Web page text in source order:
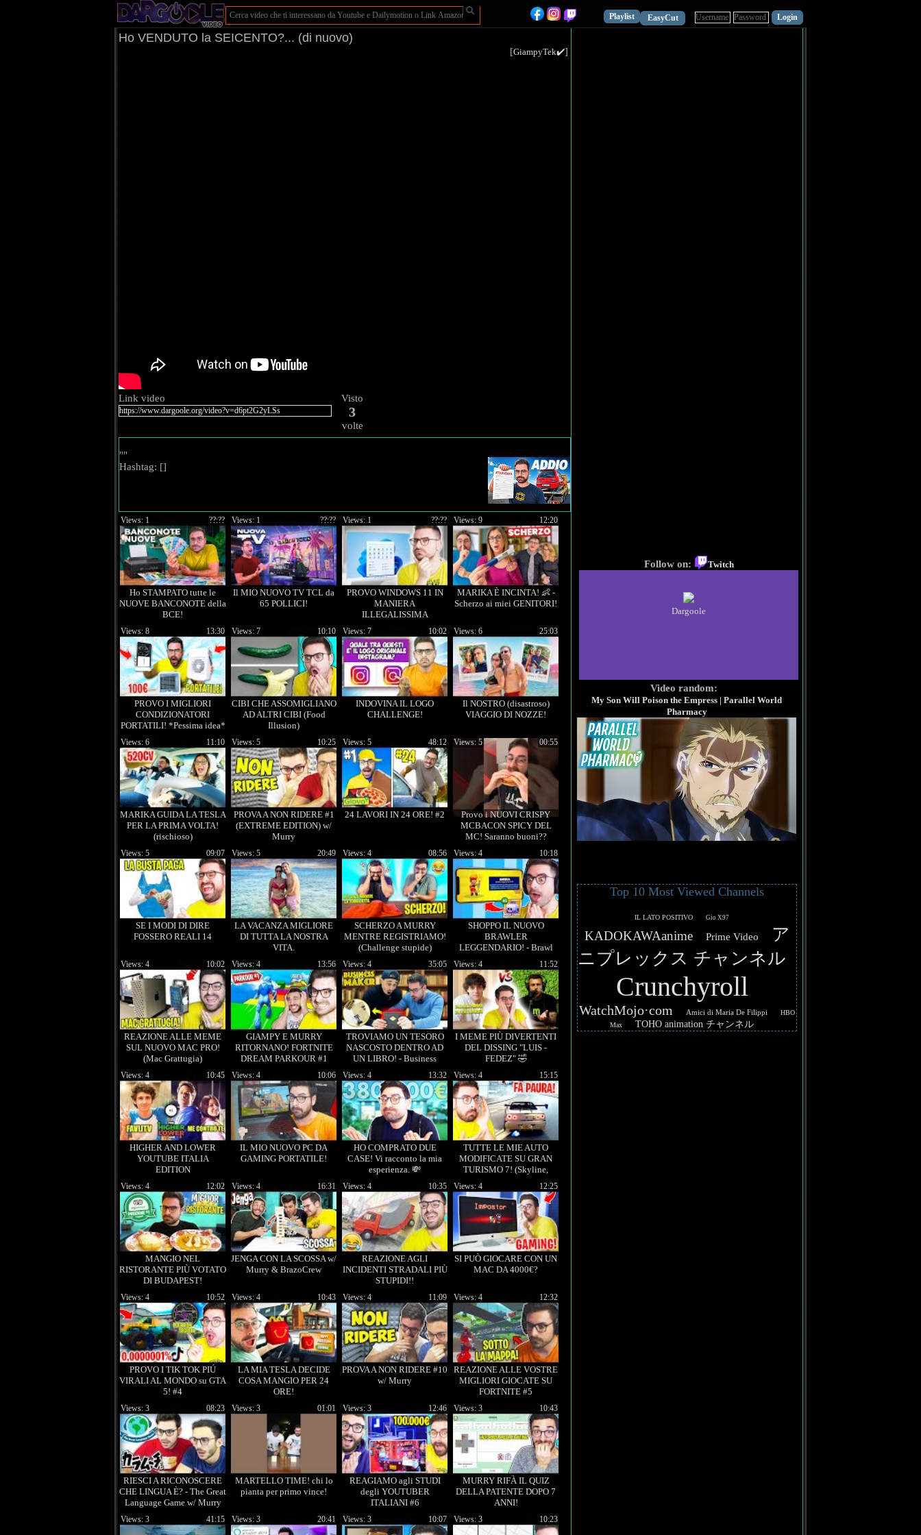
Playlist EasyCut
Ho VENDUTO la SEICENTO?... (di nuovo)
[GiampyTek✔️]
Link video Visto
3
volte
""
Hashtag: []
Ho STAMPATO tutte le
NUOVE BANCONOTE della
BCE!
??:??
Views: 1
Il MIO NUOVO TV TCL da
65 POLLICI!
??:??
Views: 1
PROVO WINDOWS 11 IN
MANIERA
ILLEGALISSIMA
??:??
Views: 1
MARIKA È INCINTA! 👶 -
Scherzo ai miei GENITORI!
12:20
Views: 9
PROVO I MIGLIORI
CONDIZIONATORI
PORTATILI! *Pessima idea*
13:30
Views: 8
CIBI CHE ASSOMIGLIANO
AD ALTRI CIBI (Food
Illusion)
10:10
Views: 7
INDOVINA IL LOGO
CHALLENGE!
10:02
Views: 7
Il NOSTRO (disastroso)
VIAGGIO DI NOZZE!
25:03
Views: 6
MARIKA GUIDA LA TESLA
PER LA PRIMA VOLTA!
(rischioso)
11:10
Views: 6
PROVA A NON RIDERE #1
(EXTREME EDITION) w/
Murry
10:25
Views: 5
24 LAVORI IN 24 ORE! #2
48:12
Views: 5
Provo i NUOVI CRISPY
MCBACON SPICY DEL
MC! Saranno buoni??
00:55
Views: 5
SE I MODI DI DIRE
FOSSERO REALI 14
09:07
Views: 5
LA VACANZA MIGLIORE
DI TUTTA LA NOSTRA
VITA.
20:49
Views: 5
SCHERZO A MURRY
MENTRE REGISTRIAMO!
(Challenge stupide)
08:56
Views: 4
SHOPPO IL NUOVO
BRAWLER
LEGGENDARIO! - Brawl
10:18
Views: 4
REAZIONE ALLE MEME
SUL NUOVO MAC PRO!
(Mac Grattugia)
10:02
Views: 4
GIAMPY E MURRY
RITORNANO! FORTNITE
DREAM PARKOUR #1
13:56
Views: 4
TROVIAMO UN TESORO
NASCOSTO DENTRO AD
UN LIBRO! - Business
35:05
Views: 4
I MEME PIÙ DIVERTENTI
DEL DISSING "LUIS -
FEDEZ" 🤣
11:52
Views: 4
HIGHER AND LOWER
YOUTUBE ITALIA
EDITION
10:45
Views: 4
IL MIO NUOVO PC DA
GAMING PORTATILE!
10:06
Views: 4
HO COMPRATO DUE
CASE! Vi racconto la mia
esperienza. 💸
13:32
Views: 4
TUTTE LE MIE AUTO
MODIFICATE SU GRAN
TURISMO 7! (Skyline,
15:15
Views: 4
MANGIO NEL
RISTORANTE PIÙ VOTATO
DI BUDAPEST!
12:02
Views: 4
JENGA CON LA SCOSSA w/
Murry & BrazoCrew
16:31
Views: 4
REAZIONE AGLI
INCIDENTI STRADALI PIÙ
STUPIDI!!
10:35
Views: 4
SI PUÒ GIOCARE CON UN
MAC DA 4000€?
12:25
Views: 4
PROVO I TIK TOK PIÚ
VIRALI AL MONDO su GTA
5! #4
10:52
Views: 4
LA MIA TESLA DECIDE
COSA MANGIO PER 24
ORE!
10:43
Views: 4
PROVA A NON RIDERE #10
w/ Murry
11:09
Views: 4
REAZIONE ALLE VOSTRE
MIGLIORI GIOCATE SU
FORTNITE #5
12:32
Views: 4
RIESCI A RICONOSCERE
CHE LINGUA È? - The Great
Language Game w/ Murry
08:23
Views: 3
MARTELLO TIME! chi lo
pianta per primo vince!
01:01
Views: 3
REAGIAMO agli STUDI
degli YOUTUBER
ITALIANI #6
12:46
Views: 3
MURRY RIFÀ IL QUIZ
DELLA PATENTE DOPO 7
ANNI!
10:43
Views: 3
41:15
Views: 3 20:41
Views: 3 10:07
Views: 3 10:23
Views: 3
Follow on: Twitch
Dargoole
Video random:
My Son Will Poison the Empress | Parallel World
Pharmacy
Top 10 Most Viewed Channels
IL LATO POSITIVO Gio X97
KADOKAWAanime Prime Video
ア
ニプレックス チャンネル
Crunchyroll
WatchMojo·com Amici di Maria De Filippi
HBO
Max
TOHO animation チャンネル